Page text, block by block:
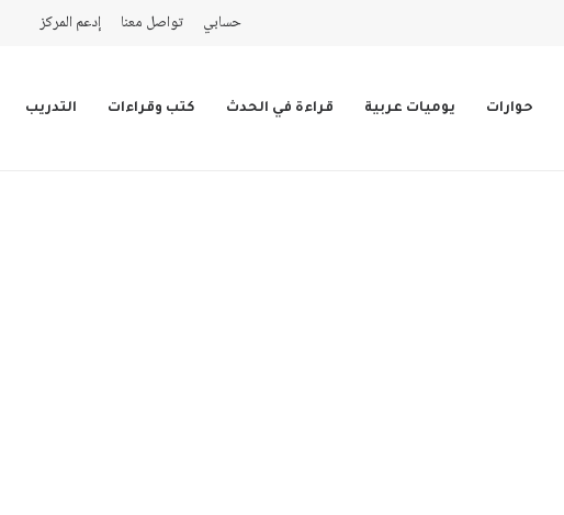
حسابي تواصل معنا إدعم المركز
حوارات يوميات عربية قراءة في الحدث كتب وقراءات التدريب